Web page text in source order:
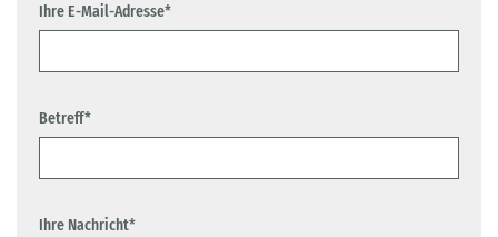
Ihre E-Mail-Adresse*
Betreff*
Ihre Nachricht*